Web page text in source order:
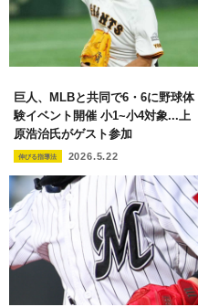
巨人、MLBと共同で6・6に野球体
験イベント開催 小1~小4対象...上
原浩治氏がゲスト参加
伸びる指導法 2026.5.22